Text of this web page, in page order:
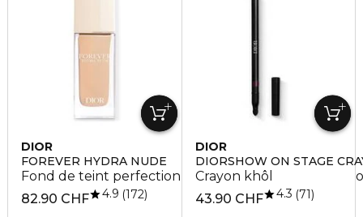
DIOR
FOREVER HYDRA NUDE
Fond de teint perfection naturelle 24 h et
82.90 CHF
4.9 172
DIOR
DIORSHOW ON STAGE
Crayon khôl
43.90 CHF
4.3 71